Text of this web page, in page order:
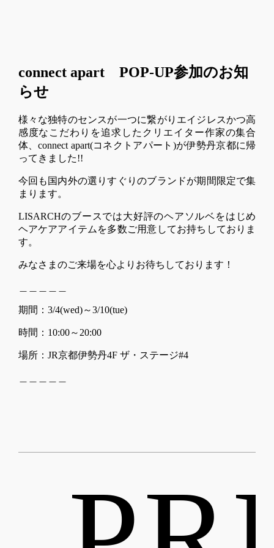
connect apart POP-UP参加のお知
らせ
様々な独特のセンスが一つに繋がりエイジレスかつ高
感度なこだわりを追求したクリエイター作家の集合
体、connect apart(コネクトアパート)が伊勢丹京都に帰
ってきました!!
今回も国内外の選りすぐりのブランドが期間限定で集
まります。
LISARCHのブースでは大好評のヘアソルベをはじめ
ヘアケアアイテムを多数ご用意してお持ちしておりま
す。
みなさまのご来場を心よりお待ちしております！
期間：3/4(wed)～3/10(tue)
時間：10:00～20:00
場所：JR京都伊勢丹4F ザ・ステージ#4